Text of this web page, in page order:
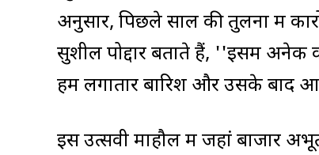
अनुसार, पिछले साल की तुलना में
सुशील पोद्दार बताते हैं, ''इसमें अनेक
हमें लगातार बारिश और उसके बाद
इस उत्सवी माहौल में जहां बाजार